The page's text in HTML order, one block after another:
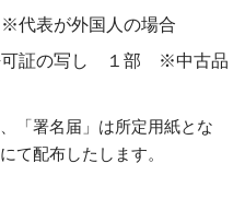
表が外国人の場合
可証の写し １部 ※中古品
「署名届」は所定用紙とな
て配布したします。